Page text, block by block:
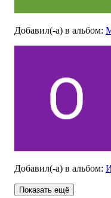
Добавил(-а) в альбом:
Добавил(-а) в альбом:
Показать ещё